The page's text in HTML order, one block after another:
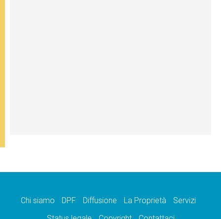
Chi siamo DPF Diffusione La Proprietà
Servizi